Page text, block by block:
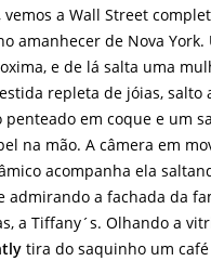
vemos a Wall Street
amanhecer de Nova York.
e de lá salta uma
repleta de jóias, salto
penteado em coque e um
na mão. A câmera em
acompanha ela
admirando a fachada da
a Tiffany´s. Olhando a
tira do saquinho um